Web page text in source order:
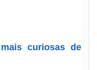
curiosas de